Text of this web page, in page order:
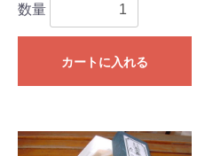
数量
カートに入れる